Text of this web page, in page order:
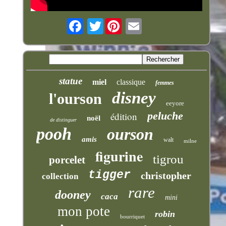
Twitter
statue miel classique femmes
l'ourson disney eeyore
de distinguer noël édition peluche
pooh amis ourson walt milne
porcelet figurine tigrou
collection tigger christopher
dooney caca rare mini
mon pote bourriquet robin